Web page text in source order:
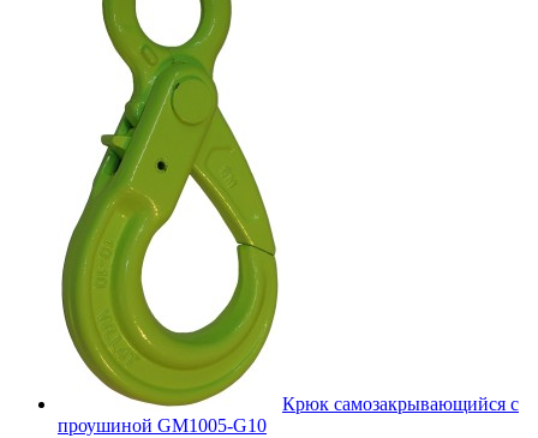
Крюк самозакрывающийся с
проушиной GM1005-G10